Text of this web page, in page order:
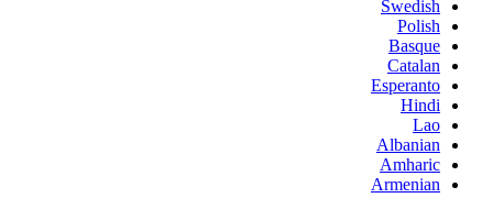
Swedish
Polish
Basque
Catalan
Esperanto
Hindi
Lao
Albanian
Amharic
Armenian